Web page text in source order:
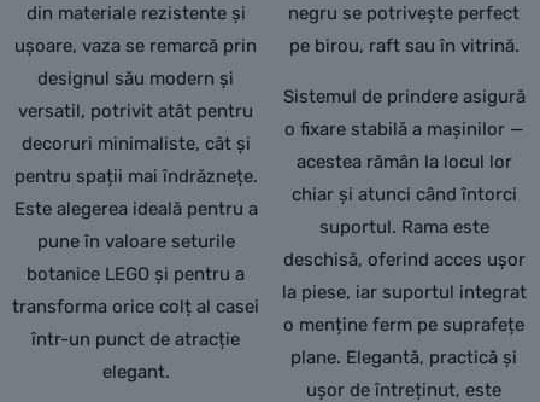
din materiale rezistente și
ușoare, vaza se remarcă prin
designul său modern și
versatil, potrivit atât pentru
decoruri minimaliste, cât și
pentru spații mai îndrăznețe.
Este alegerea ideală pentru a
pune în valoare seturile
botanice LEGO și pentru a
transforma orice colț al casei
într-un punct de atracție
elegant.
negru se potrivește perfect
pe birou, raft sau în vitrină.
Sistemul de prindere asigură
o fixare stabilă a mașinilor —
acestea rămân la locul lor
chiar și atunci când întorci
suportul. Rama este
deschisă, oferind acces ușor
la piese, iar suportul integrat
o menține ferm pe suprafețe
plane. Elegantă, practică și
ușor de întreținut, este